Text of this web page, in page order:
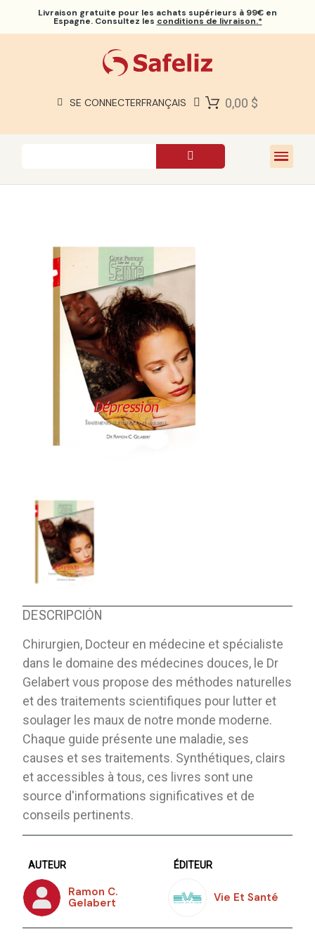
Livraison gratuite pour les achats supérieurs à 99€ en
Espagne. Consultez les conditions de livraison.*
SE CONNECTERFRANÇAIS 0,00 $
À PROPOS DE NOUS
DESCRIPCIÓN
Chirurgien, Docteur en médecine et spécialiste
dans le domaine des médecines douces, le Dr
Gelabert vous propose des méthodes naturelles
et des traitements scientifiques pour lutter et
soulager les maux de notre monde moderne.
Chaque guide présente une maladie, ses
causes et ses traitements. Synthétiques, clairs
et accessibles à tous, ces livres sont une
source d'informations significatives et de
conseils pertinents.
AUTEUR
Ramon C.
Gelabert
ÉDITEUR
Vie Et Santé